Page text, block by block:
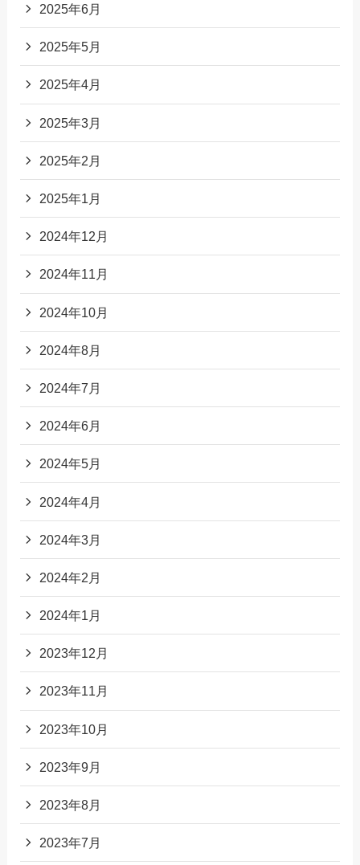
2025年6月
2025年5月
2025年4月
2025年3月
2025年2月
2025年1月
2024年12月
2024年11月
2024年10月
2024年8月
2024年7月
2024年6月
2024年5月
2024年4月
2024年3月
2024年2月
2024年1月
2023年12月
2023年11月
2023年10月
2023年9月
2023年8月
2023年7月